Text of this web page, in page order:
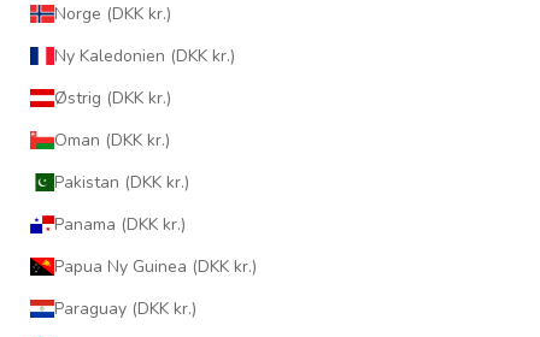
Norge (DKK kr.)
Ny Kaledonien (DKK kr.)
Østrig (DKK kr.)
Oman (DKK kr.)
Pakistan (DKK kr.)
Panama (DKK kr.)
Papua Ny Guinea (DKK kr.)
Paraguay (DKK kr.)